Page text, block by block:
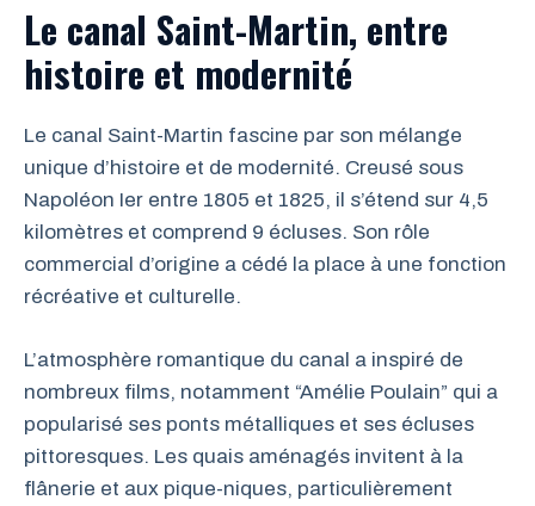
Le canal Saint-Martin, entre
histoire et modernité
Le canal Saint-Martin fascine par son mélange
unique d’histoire et de modernité. Creusé sous
Napoléon Ier entre 1805 et 1825, il s’étend sur 4,5
kilomètres et comprend 9 écluses. Son rôle
commercial d’origine a cédé la place à une fonction
récréative et culturelle.
L’atmosphère romantique du canal a inspiré de
nombreux films, notamment “Amélie Poulain” qui a
popularisé ses ponts métalliques et ses écluses
pittoresques. Les quais aménagés invitent à la
flânerie et aux pique-niques, particulièrement